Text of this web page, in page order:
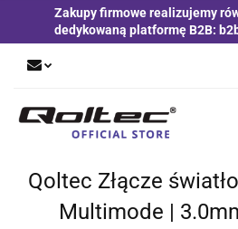
Zakupy firmowe realizujemy
dedykowaną platformę B2B:
Qoltec Złącze
Multimode |